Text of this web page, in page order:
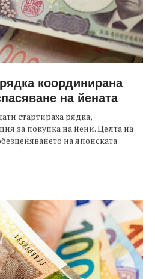
координирана
на йената
стартираха рядка,
за покупка на йени. Целта на
на японската